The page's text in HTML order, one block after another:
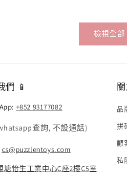
檢視全部
們 📱
+852 93177082
查詢, 不設通話)
cs@puzzlentoys.com
塘怡生工業中心C座2樓C5室
品
拼
顧
私